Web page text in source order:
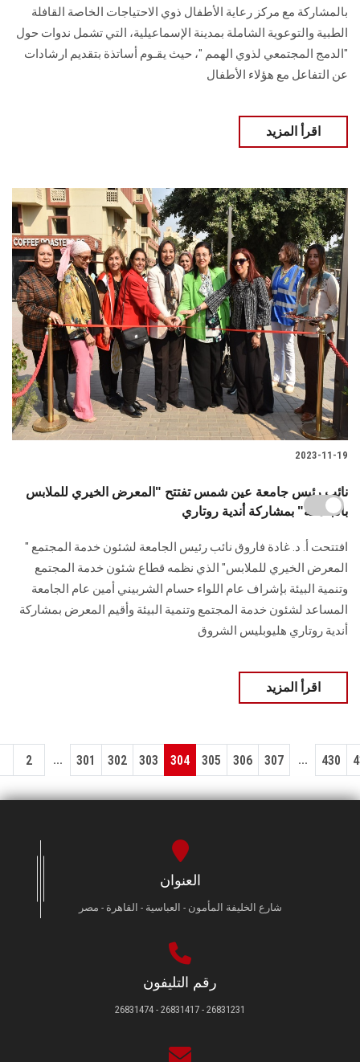
بالمشاركة مع مركز رعاية الأطفال ذوي الاحتياجات الخاصة القافلة
الطبية والتوعوية الشاملة بمدينة الإسماعيلية، التي تشمل ندوات حول
"الدمج المجتمعي لذوي الهمم "، حيث يقـوم أساتذة بتقديم ارشادات
عن التفاعل مع هؤلاء الأطفال
اقرأ المزيد
2023-11-19
نائب رئيس جامعة عين شمس تفتتح "المعرض الخيري للملابس
بالجامعة" بمشاركة أندية روتاري
افتتحت أ. د. غادة فاروق نائب رئيس الجامعة لشئون خدمة المجتمع "
المعرض الخيري للملابس" الذي نظمه قطاع شئون خدمة المجتمع
وتنمية البيئة بإشراف عام اللواء حسام الشربيني أمين عام الجامعة
المساعد لشئون خدمة المجتمع وتنمية البيئة وأقيم المعرض بمشاركة
أندية روتاري هليوبليس الشروق
اقرأ المزيد
2 ... 301 302 303 304 305 306 307 ... 430
العنوان
شارع الخليفة المأمون - العباسية - القاهرة - مصر
رقم التليفون
26831231 - 26831417 - 26831474